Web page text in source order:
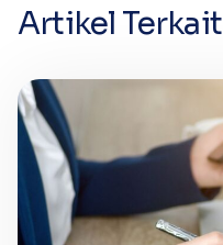
Artikel Terkait